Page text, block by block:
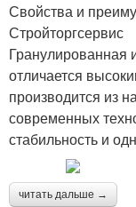
Свойства и
Стройторгсервис
Гранулированная
отличается
производится из
современных
стабильность и
читать дальше →